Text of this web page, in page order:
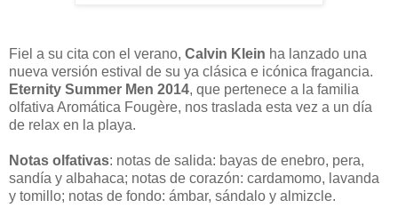
Fiel a su cita con el verano, Calvin Klein ha lanzado una
nueva versión estival de su ya clásica e icónica fragancia.
Eternity Summer Men 2014, que pertenece a la familia
olfativa Aromática Fougère, nos traslada esta vez a un día
de relax en la playa.
Notas olfativas: notas de salida: bayas de enebro, pera,
sandía y albahaca; notas de corazón: cardamomo, lavanda
y tomillo; notas de fondo: ámbar, sándalo y almizcle.